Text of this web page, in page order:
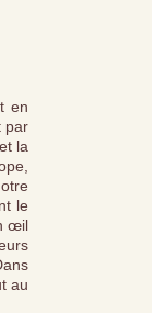
en
par
la
le
œil
au